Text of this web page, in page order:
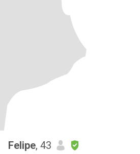
Felipe, 43